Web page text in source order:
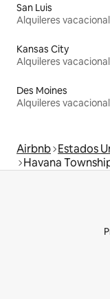
San Luis
Alquileres
Kansas City
Alquileres
Des Moines
Alquileres
Airbnb Estados
Havana